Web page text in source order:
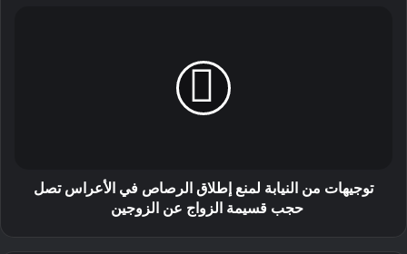
توجيهات من النيابة لمنع إطلاق الرصاص في الأعراس تصل
حجب قسيمة الزواج عن الزوجين